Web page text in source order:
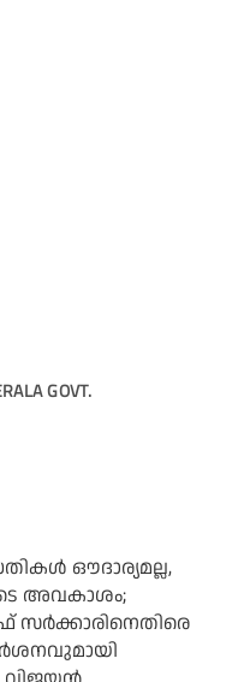
GOVT.
ഔദാര്യമല്ല,
അവകാശം;